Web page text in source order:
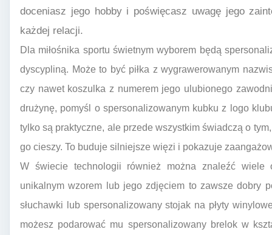
doceniasz jego hobby i poświęcasz uwagę jego
każdej relacji.
Dla miłośnika sportu świetnym wyborem będą
dyscypliną. Może to być piłka z wygrawerowanym
czy nawet koszulka z numerem jego ulubionego
drużynę, pomyśl o spersonalizowanym kubku z logo
tylko są praktyczne, ale przede wszystkim świadczą o
go cieszy. To buduje silniejsze więzi i pokazuje
W świecie technologii również można znaleźć
unikalnym wzorem lub jego zdjęciem to zawsze dobry
słuchawki lub spersonalizowany stojak na płyty
możesz podarować mu spersonalizowany brelok w